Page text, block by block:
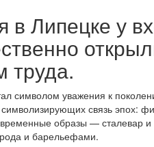
в Липецке у
труда.
символом уважения к
символизирующих связь эпох:
образы — сталевар
и барельефами.